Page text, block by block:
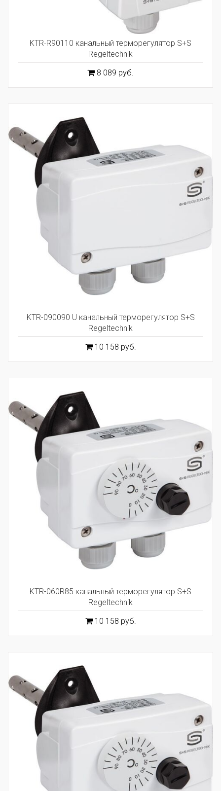
KTR-R90110 канальный терморегулятор S+S
Regeltechnik
8 089 руб.
KTR-090090 U канальный терморегулятор S+S
Regeltechnik
10 158 руб.
KTR-060R85 канальный терморегулятор S+S
Regeltechnik
10 158 руб.